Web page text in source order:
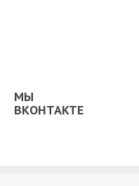
МЫ
ВКОНТАКТЕ